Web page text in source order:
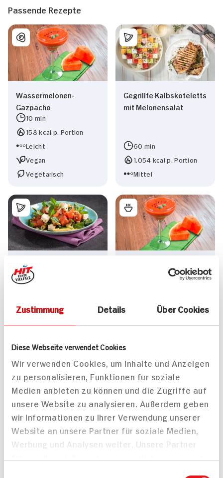
Zustimmung Details Über Cookies
Diese Webseite verwendet Cookies
Wir verwenden Cookies, um Inhalte und Anzeigen
zu personalisieren, Funktionen für soziale
Medien anbieten zu können und die Zugriffe auf
unsere Website zu analysieren. Außerdem geben
wir Informationen zu Ihrer Verwendung unserer
Website an unsere Partner für soziale Medien,
Werbung und Analysen weiter. Unsere Partner
Passende Rezepte
Wassermelonen-
Gazpacho
10 min
158 kcal p. Portion
Leicht
Vegan
Vegetarisch
Gegrillte Kalbskoteletts
mit Melonensalat
60 min
1.054 kcal p. Portion
Mittel
Nudel-Wassermelonen-
Salat
Leicht
Meatballs mit Käse
gefüllt und Bacon
ummantelt dazu